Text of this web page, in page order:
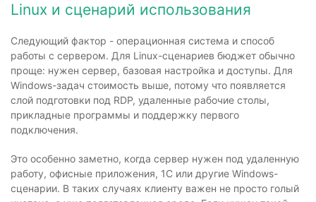
Linux и сценарий использования
Следующий фактор - операционная система и способ
работы с сервером. Для Linux-сценариев бюджет обычно
проще: нужен сервер, базовая настройка и доступы. Для
Windows-задач стоимость выше, потому что появляется
слой подготовки под RDP, удаленные рабочие столы,
прикладные программы и поддержку первого
подключения.
Это особенно заметно, когда сервер нужен под удаленную
работу, офисные приложения, 1С или другие Windows-
сценарии. В таких случаях клиенту важен не просто голый